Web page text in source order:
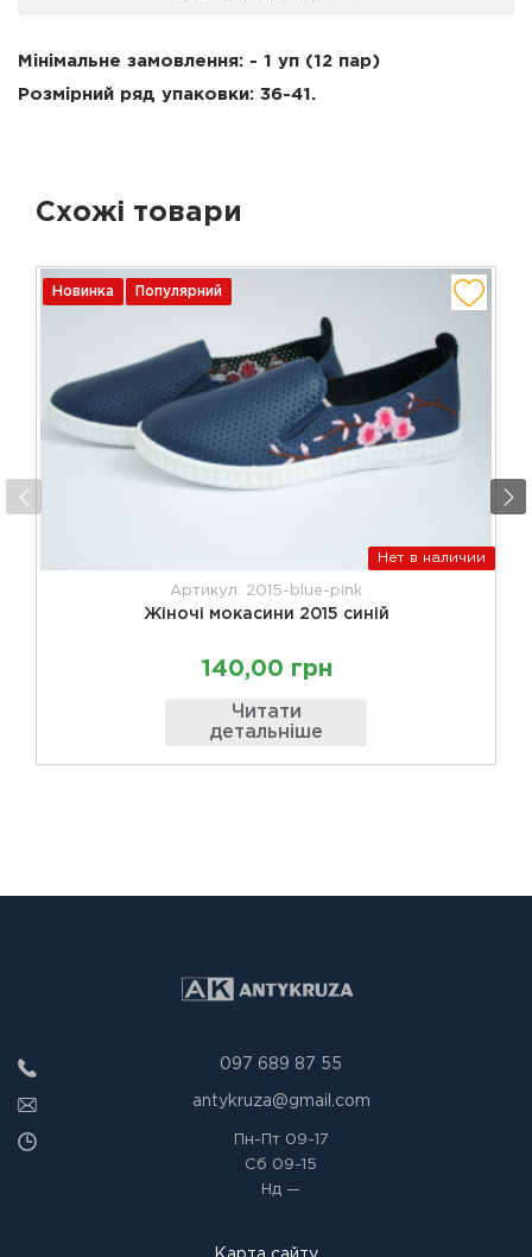
Мінімальне замовлення: - 1 уп (12 пар)
Розмірний ряд упаковки: 36-41.
Схожі товари
Новинка Популярний
Нет в наличии
Артикул: 2015-blue-pink
Жіночі мокасини 2015 синій
140,00 грн
Читати
детальніше
097 689 87 55
antykruza@gmail.com
Пн-Пт09-17
Сб 09-15
Нд —